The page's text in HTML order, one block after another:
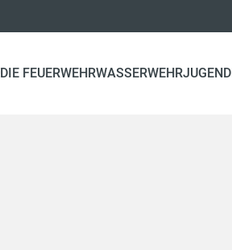
DIE FEUERWEHRWASSERWEHRJUGEND